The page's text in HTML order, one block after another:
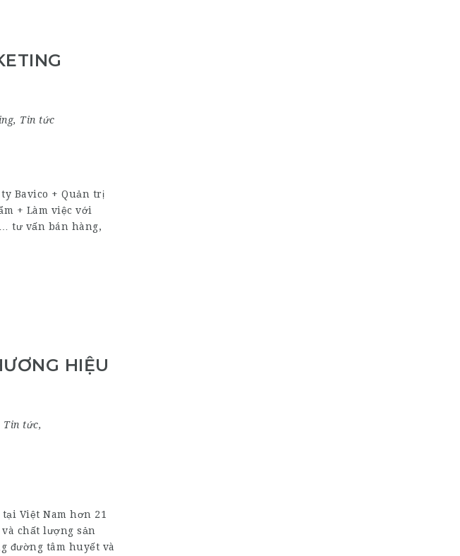
, Tin tức
Bavico + Quản trị
+ Làm việc với
tư vấn bán hàng,
HIỆU
Tin tức,
Việt Nam hơn 21
chất lượng sản
đường tâm huyết và